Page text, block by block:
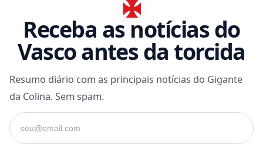
Receba as notícias do
Vasco antes da torcida
Resumo diário com as principais notícias do Gigante
da Colina. Sem spam.
Seu e-mail